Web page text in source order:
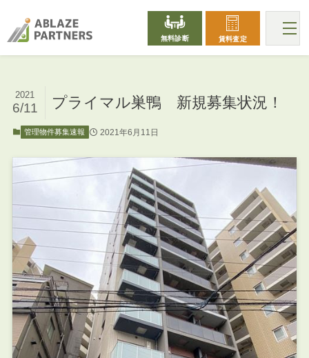
無料診断 賃料査定
プライマル巣鴨 新規募集状況！
2021
6/11
管理物件募集速報 2021年6月11日